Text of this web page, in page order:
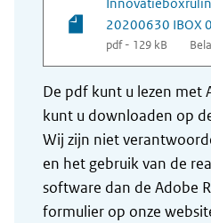
20200630 IBOX
pdf - 129 kB
De pdf kunt u lezen met
kunt u downloaden op
Wij zijn niet
en het gebruik van de
software dan de Adobe
formulier op onze